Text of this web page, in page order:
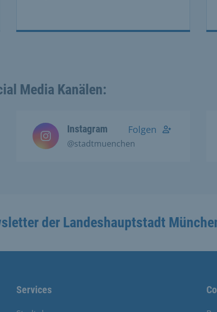
Media Kanälen:
Instagram
@stadtmuenchen
Folgen
der Landeshauptstadt
Services